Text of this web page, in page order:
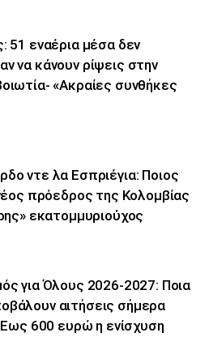
51 εναέρια μέσα δεν
να κάνουν ρίψεις στην
«Ακραίες συνθήκες
ντε λα Εσπριέγια: Ποιος
πρόεδρος της Κολομβίας
εκατομμυριούχος
για Όλους 2026-2027: Ποια
αιτήσεις σήμερα
600 ευρώ η ενίσχυση